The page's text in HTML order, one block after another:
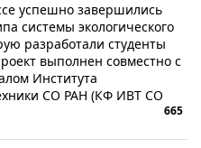
успешно завершились
системы экологического
разработали студенты
выполнен совместно с
Института
СО РАН (КФ ИВТ СО
665